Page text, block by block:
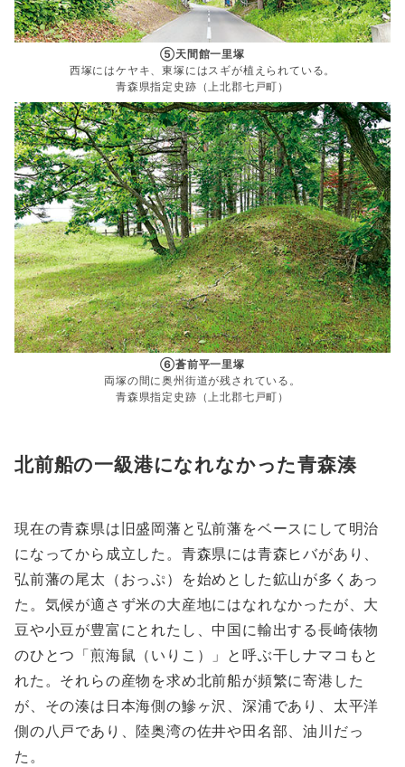
⑤天間館一里塚
西塚にはケヤキ、東塚にはスギが植えられている。
青森県指定史跡（上北郡七戸町）
⑥蒼前平一里塚
両塚の間に奥州街道が残されている。
青森県指定史跡（上北郡七戸町）
北前船の一級港になれなかった青森湊
現在の青森県は旧盛岡藩と弘前藩をベースにして明治
になってから成立した。青森県には青森ヒバがあり、
弘前藩の尾太（おっぷ）を始めとした鉱山が多くあっ
た。気候が適さず米の大産地にはなれなかったが、大
豆や小豆が豊富にとれたし、中国に輸出する長崎俵物
のひとつ「煎海鼠（いりこ）」と呼ぶ干しナマコもと
れた。それらの産物を求め北前船が頻繁に寄港した
が、その湊は日本海側の鰺ヶ沢、深浦であり、太平洋
側の八戸であり、陸奥湾の佐井や田名部、油川だっ
た。